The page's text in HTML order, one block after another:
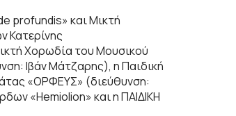
profundis» και Μικτή
Κατερίνης
Χορωδία του Μουσικού
Ιβάν Μάτζαρης), η Παιδική
«ΟΡΦΕΥΣ» (διεύθυνση:
«Hemiolion» και η ΠΑΙΔΙΚΗ